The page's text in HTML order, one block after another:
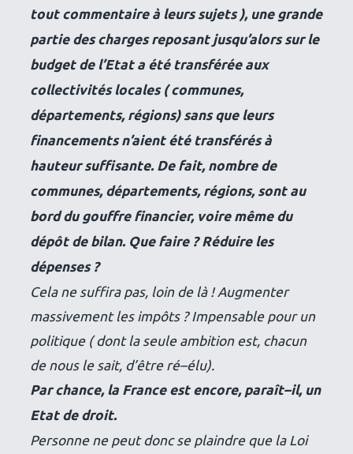
tout commentaire à leurs sujets ), une grande
partie des charges reposant jusqu’alors sur le
budget de l’Etat a été transférée aux
collectivités locales ( communes,
départements, régions) sans que leurs
financements n’aient été transférés à
hauteur suffisante. De fait, nombre de
communes, départements, régions, sont au
bord du gouffre financier, voire même du
dépôt de bilan. Que faire ? Réduire les
dépenses ?
Cela ne suffira pas, loin de là ! Augmenter
massivement les impôts ? Impensable pour un
politique ( dont la seule ambition est, chacun
de nous le sait, d’être ré–élu).
Par chance, la France est encore, paraît–il, un
Etat de droit.
Personne ne peut donc se plaindre que la Loi